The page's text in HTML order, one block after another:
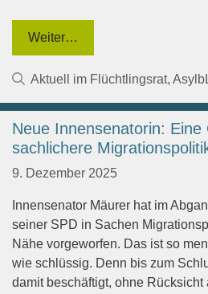
Weiter…
Kategorien
Aktuell im Flüchtlingsrat,
Neue Innensenatorin: Eine
sachlichere
9. Dezember 2025
Innensenator Mäurer hat im
seiner SPD in Sachen
Nähe vorgeworfen. Das ist so
wie schlüssig. Denn bis zum
damit beschäftigt, ohne